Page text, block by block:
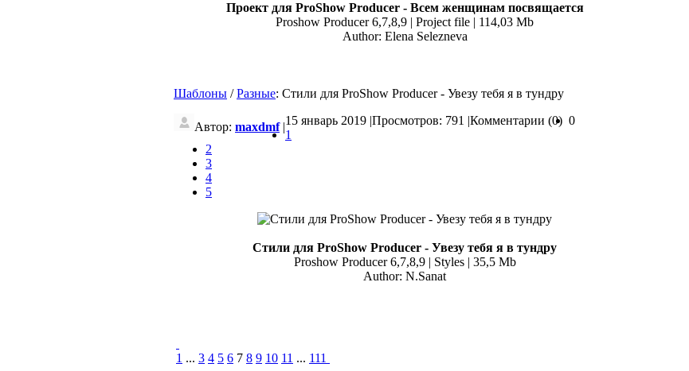
Проект для ProShow Producer - Всем женщинам посвящается
Proshow Producer 6,7,8,9 | Project file | 114,03 Mb
Author: Elena Selezneva
Шаблоны /Разные: Стили для ProShow Producer - Увезу тебя я в тундру
Автор: maxdmf|15 январь 2019 |Просмотров: 791 |Комментарии (0) 0
1
2
3
4
5
Стили для ProShow Producer - Увезу тебя я в тундру
Proshow Producer 6,7,8,9 | Styles | 35,5 Mb
Author: N.Sanat
1 ... 3 4 5 6 7 8 9 10 11 ... 111